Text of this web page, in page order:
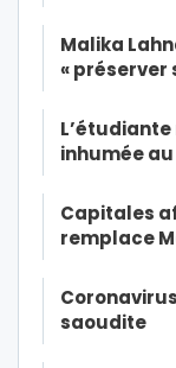
Malika
« préserver
inhumée
Capitales
remplace
saoudite